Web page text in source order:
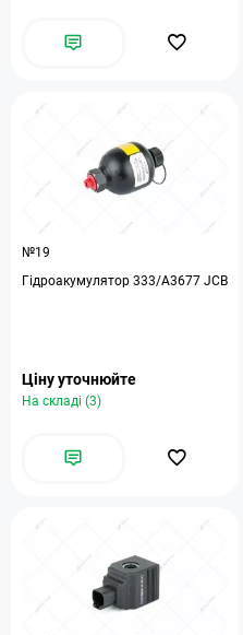
№19
Гідроакумулятор 333/A3677 JCB
Ціну уточнюйте
На складі (3)